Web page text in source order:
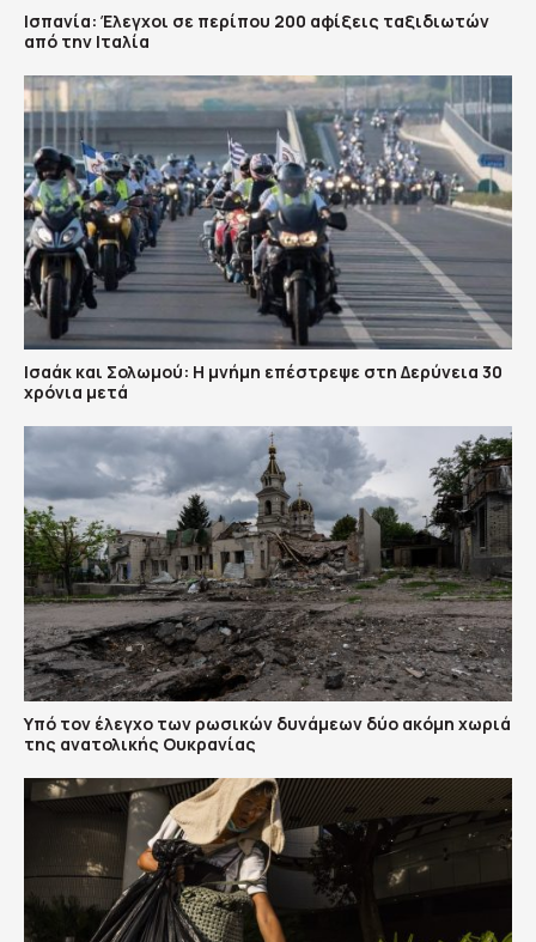
Ισπανία: Έλεγχοι σε περίπου 200 αφίξεις ταξιδιωτών
από την Ιταλία
Ισαάκ και Σολωμού: Η μνήμη επέστρεψε στη Δερύνεια 30
χρόνια μετά
Υπό τον έλεγχο των ρωσικών δυνάμεων δύο ακόμη χωριά
της ανατολικής Ουκρανίας